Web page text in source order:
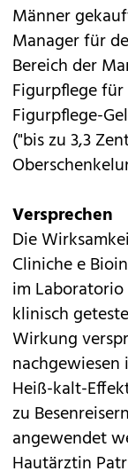
Männer
Manager für
Bereich der
Figurpflege
Figurpflege-
("bis zu 3,3
Versprechen
Die
Cliniche e
im
klinisch
Wirkung
nachgewiesen
Heiß-kalt-
zu
angewendet
Hautärztin